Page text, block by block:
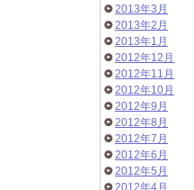
2013年3月
2013年2月
2013年1月
2012年12月
2012年11月
2012年10月
2012年9月
2012年8月
2012年7月
2012年6月
2012年5月
2012年4月